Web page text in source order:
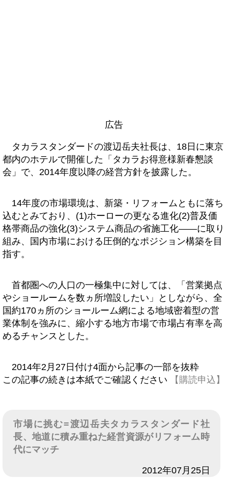
広告
タカラスタンダードの渡辺岳夫社長は、18日に東京
都内のホテルで開催した「タカラお得意様新春懇談
会」で、2014年度以降の経営方針を披露した。
14年度の市場環境は、新築・リフォームともに落ち
込むとみており、(1)ホーローの更なる進化(2)普及価
格帯商品の強化(3)システム商品の省施工化――に取り
組み、国内市場における圧倒的なポジション構築を目
指す。
首都圏への人口の一極集中に対しては、「営業拠点
やショールームを数ヵ所増設したい」としながら、全
国約170ヵ所のショールーム網による地域密着型の営
業体制を強みに、縮小する地方市場で市場占有率を高
めるチャンスとした。
2014年2月27日付け4面から記事の一部を抜粋
この記事の続きは本紙でご確認ください
【購読申込】
市場に挑む=渡辺岳夫タカラスタンダード社
長、地道に積み重ねた経営資源がリフォーム時
代にマッチ
2012年07月25日